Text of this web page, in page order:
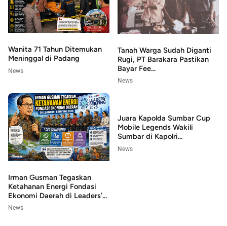
Wanita 71 Tahun Ditemukan
Meninggal di Padang
News
Tanah Warga Sudah Diganti
Rugi, PT Barakara Pastikan
Bayar Fee...
News
Irman Gusman Tegaskan
Ketahanan Energi Fondasi
Ekonomi Daerah di Leaders’...
News
Juara Kapolda Sumbar Cup
Mobile Legends Wakili
Sumbar di Kapolri...
News